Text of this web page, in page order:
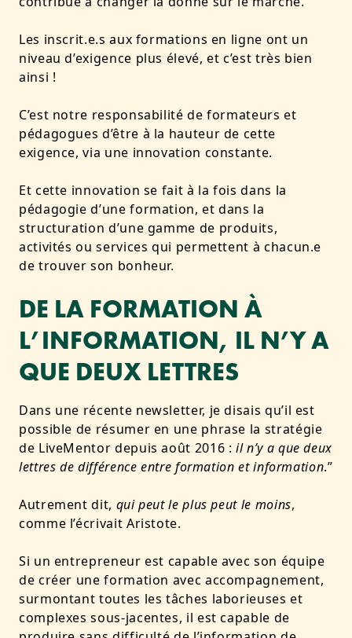
Les inscrit.e.s aux formations en ligne ont un
niveau d’exigence plus élevé, et c’est très bien
ainsi !
C’est notre responsabilité de formateurs et
pédagogues d’être à la hauteur de cette
exigence, via une innovation constante.
Et cette innovation se fait à la fois dans la
pédagogie d’une formation, et dans la
structuration d’une gamme de produits,
activités ou services qui permettent à chacun.e
de trouver son bonheur.
DE LA FORMATION À
L’INFORMATION, IL N’Y A
QUE DEUX LETTRES
Dans une récente newsletter, je disais qu’il est
possible de résumer en une phrase la stratégie
de LiveMentor depuis août 2016 :il n’y a que deux
lettres de différence entre formation et information.”
Autrement dit, qui peut le plus peut le moins,
comme l’écrivait Aristote.
Si un entrepreneur est capable avec son équipe
de créer une formation avec accompagnement,
surmontant toutes les tâches laborieuses et
complexes sous-jacentes, il est capable de